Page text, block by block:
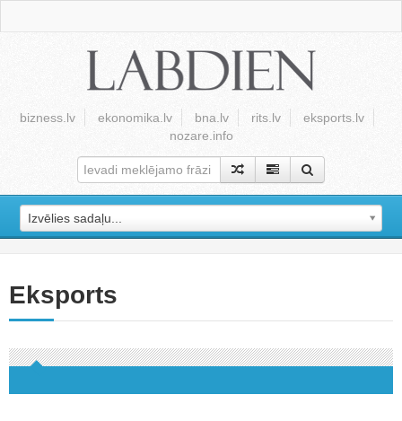
bizness.lv ekonomika.lv bna.lv rits.lv
eksports.lv
nozare.info
Izvēlies sadaļu...
Eksports